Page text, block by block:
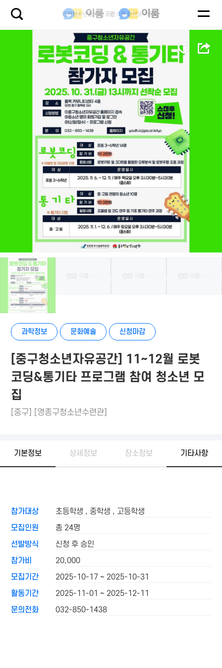
과학정보 문화예술 신청마감
[중구청소년자유공간] 11~12월 로봇
코딩&통기타 프로그램 참여 청소년 모
집
[중구] [영종구청소년수련관]
기본정보 상세정보 장소정보 기타사항
참가대상
초등학생 , 중학생 , 고등학생
모집인원
총 24명
선발방식
신청 후 승인
참가비
20,000
모집기간
2025-10-17 ~ 2025-10-31
활동기간
2025-11-01 ~ 2025-12-11
문의전화
032-850-1438